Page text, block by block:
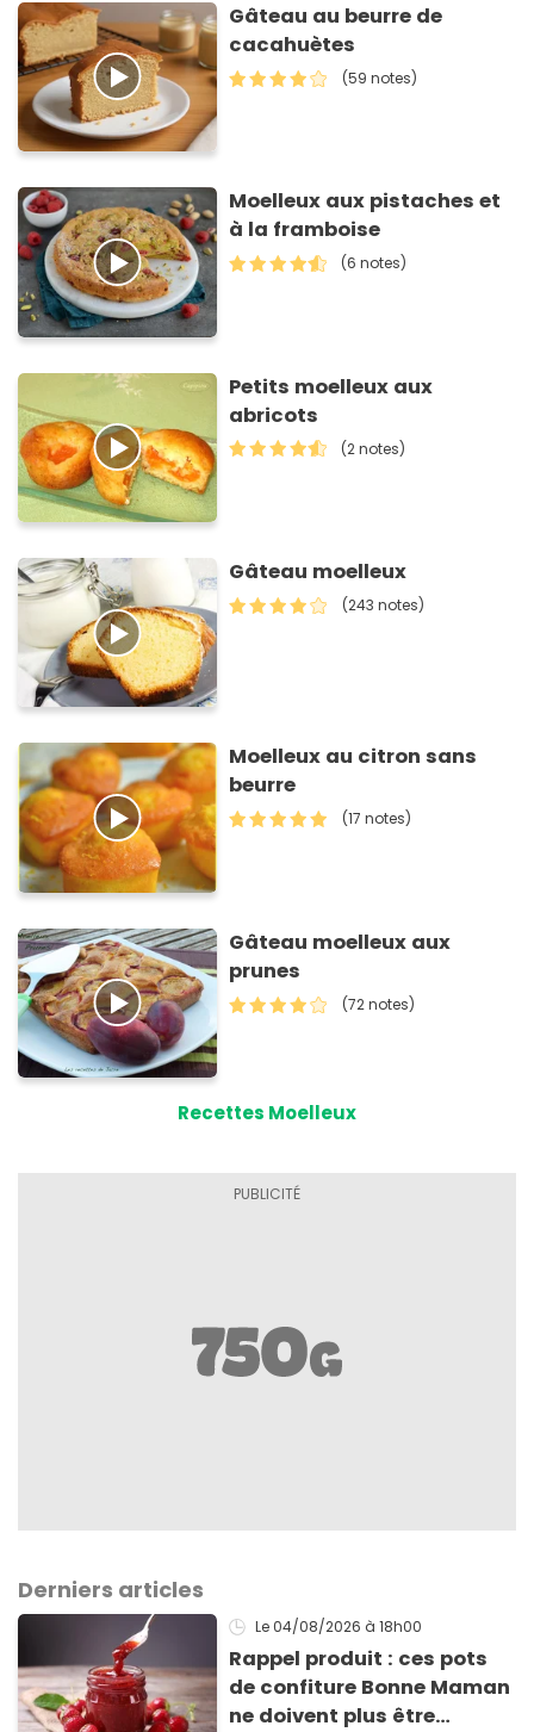
Gâteau au beurre de
cacahuètes
(59 notes)
Moelleux aux pistaches et
à la framboise
(6 notes)
Petits moelleux aux
abricots
(2 notes)
Gâteau moelleux
(243 notes)
Moelleux au citron sans
beurre
(17 notes)
Gâteau moelleux aux
prunes
(72 notes)
Recettes Moelleux
Derniers articles
Le 04/08/2026 à 18h00
Rappel produit : ces pots
de confiture Bonne Maman
ne doivent plus être